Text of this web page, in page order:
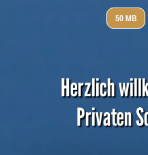
50 MB
Herzlich
Privaten